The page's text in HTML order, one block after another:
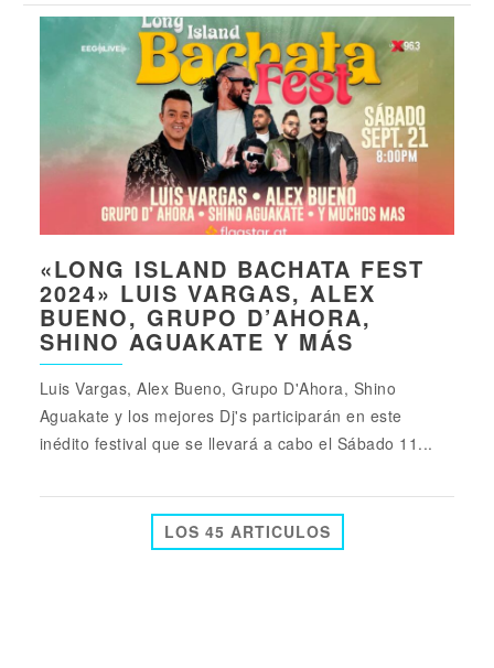
«LONG ISLAND BACHATA FEST
2024» LUIS VARGAS, ALEX
BUENO, GRUPO D’AHORA,
SHINO AGUAKATE Y MÁS
Luis Vargas, Alex Bueno, Grupo D'Ahora, Shino
Aguakate y los mejores Dj's participarán en este
inédito festival que se llevará a cabo el Sábado 11...
LOS 45 ARTICULOS